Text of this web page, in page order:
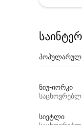
ნიუ-იორკი
სიეტლი